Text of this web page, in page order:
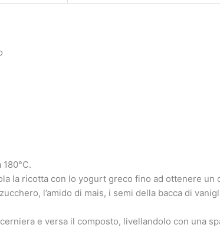
la ricotta con lo yogurt greco fino ad ottenere un
l’amido di mais, i semi della bacca di
e versa il composto, livellandolo con una